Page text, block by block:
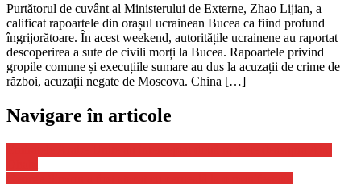
Purtătorul de cuvânt al Ministerului de Externe, Zhao Lijian, a
calificat rapoartele din orașul ucrainean Bucea ca fiind profund
îngrijorătoare. În acest weekend, autoritățile ucrainene au raportat
descoperirea a sute de civili morți la Bucea. Rapoartele privind
gropile comune și execuțiile sumare au dus la acuzații de crime de
război, acuzații negate de Moscova. China […]
Navigare în articole